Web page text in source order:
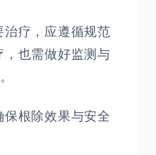
疗，应遵循规范
也需做好监测与
保根除效果与安全